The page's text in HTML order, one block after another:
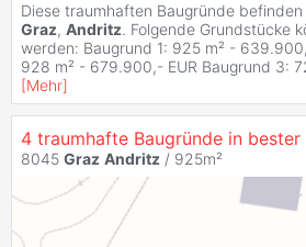
Diese traumhaften Baugründe
Graz, Andritz. Folgende Grundstücke
werden: Baugrund 1: 925 m² -
928 m² - 679.900,- EUR Baugrund 3:
[Mehr]
4 traumhafte Baugründe in bester
8045 Graz Andritz / 925m²